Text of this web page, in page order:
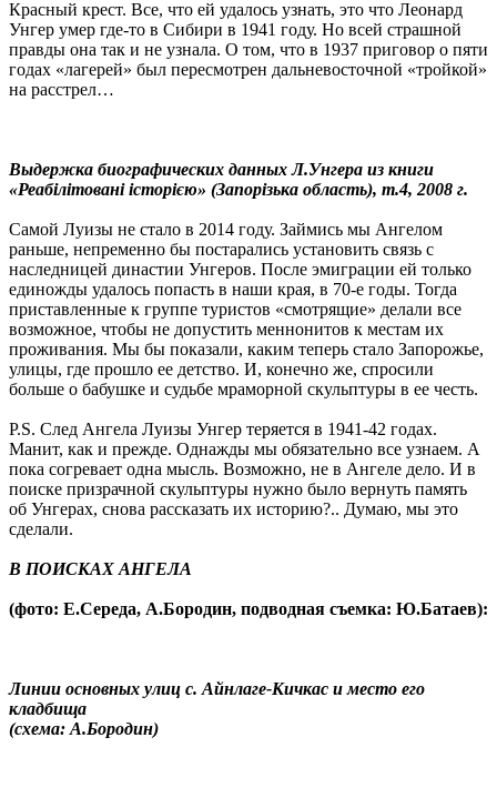
Красный крест. Все, что ей удалось узнать, это что Леонард
Унгер умер где-то в Сибири в 1941 году. Но всей страшной
правды она так и не узнала. О том, что в 1937 приговор о пяти
годах «лагерей» был пересмотрен дальневосточной «тройкой»
на расстрел…
Выдержка биографических данных Л.Унгера из книги
«Реабілітовані історією» (Запорізька область), т.4, 2008 г.
Самой Луизы не стало в 2014 году. Займись мы Ангелом
раньше, непременно бы постарались установить связь с
наследницей династии Унгеров. После эмиграции ей только
единожды удалось попасть в наши края, в 70-е годы. Тогда
приставленные к группе туристов «смотрящие» делали все
возможное, чтобы не допустить меннонитов к местам их
проживания. Мы бы показали, каким теперь стало Запорожье,
улицы, где прошло ее детство. И, конечно же, спросили
больше о бабушке и судьбе мраморной скульптуры в ее честь.
P.S. След Ангела Луизы Унгер теряется в 1941-42 годах.
Манит, как и прежде. Однажды мы обязательно все узнаем. А
пока согревает одна мысль. Возможно, не в Ангеле дело. И в
поиске призрачной скульптуры нужно было вернуть память
об Унгерах, снова рассказать их историю?.. Думаю, мы это
сделали.
В ПОИСКАХ АНГЕЛА
(фото: Е.Середа, А.Бородин, подводная съемка: Ю.Батаев):
Линии основных улиц с. Айнлаге-Кичкас и место его
кладбища
(схема: А.Бородин)